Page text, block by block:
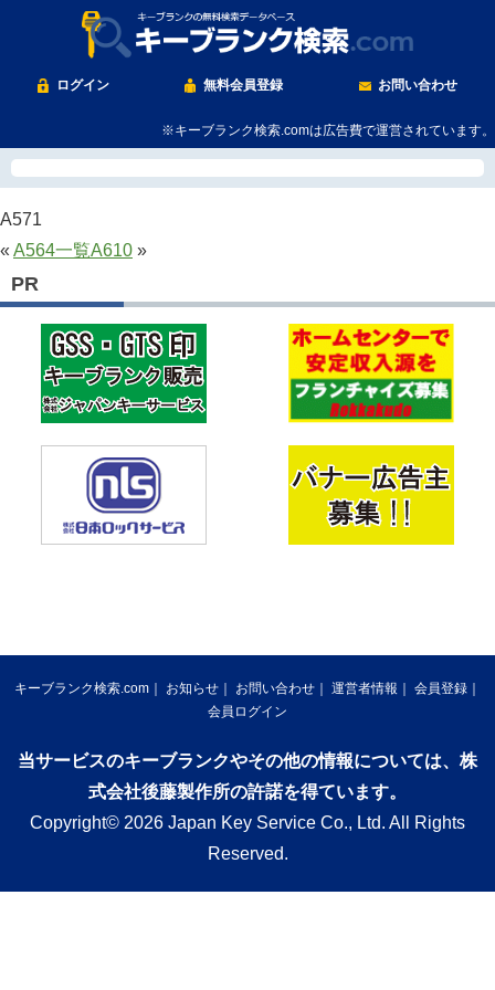
ログイン 無料会員登録 お問い合わせ
※キーブランク検索.comは広告費で運営されています。
A571
« A564一覧A610 »
PR
キーブランク検索.com お知らせ お問い合わせ 運営者情報
会員登録
会員ログイン
当サービスのキーブランクやその他の情報については、株
式会社後藤製作所の許諾を得ています。
Copyright© 2026 Japan Key Service Co., Ltd. All Rights
Reserved.